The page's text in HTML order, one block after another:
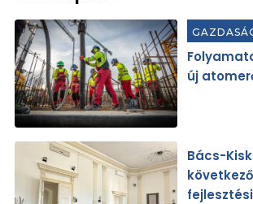
új
Bács-